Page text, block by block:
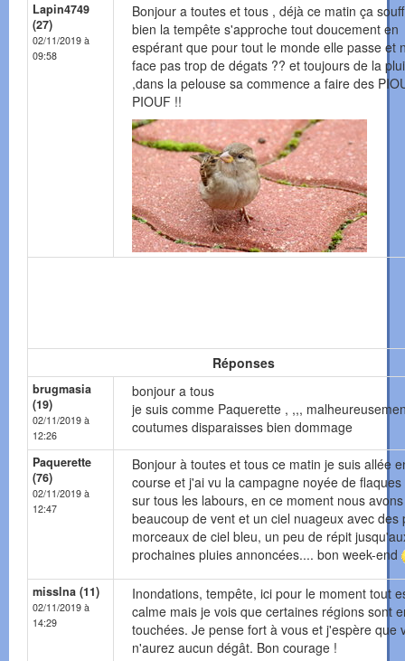
Lapin4749
(27)
02/11/2019 à
09:58
Bonjour a toutes et tous , déjà ce matin ça
bien la tempête s'approche tout doucement en
espérant que pour tout le monde elle passe et
face pas trop de dégats ?? et toujours de la
,dans la pelouse sa commence a faire des
PIOUF !!
Réponses
brugmasia
(19)
02/11/2019 à
12:26
bonjour a tous
je suis comme Paquerette , ,,,
coutumes disparaisses bien dommage
Paquerette
(76)
02/11/2019 à
12:47
Bonjour à toutes et tous ce matin je suis allée
course et j'ai vu la campagne noyée de
sur tous les labours, en ce moment nous avons
beaucoup de vent et un ciel nuageux avec des
morceaux de ciel bleu, un peu de répit
prochaines pluies annoncées.... bon week-end
misslna (11)
02/11/2019 à
14:29
Inondations, tempête, ici pour le moment tout
calme mais je vois que certaines régions sont
touchées. Je pense fort à vous et j'espère que
n'aurez aucun dégât. Bon courage !